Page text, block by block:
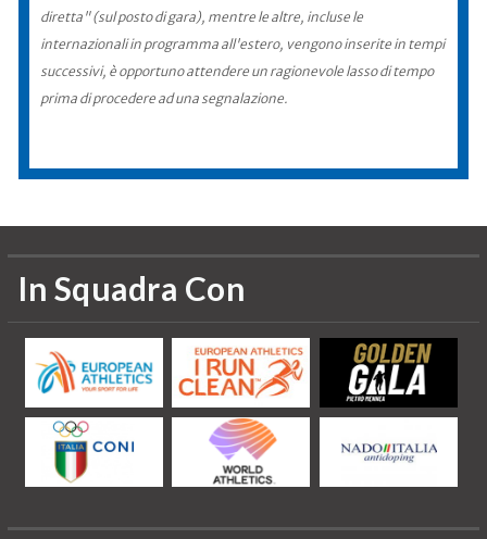
diretta" (sul posto di gara), mentre le altre, incluse le
internazionali in programma all'estero, vengono inserite in tempi
successivi, è opportuno attendere un ragionevole lasso di tempo
prima di procedere ad una segnalazione.
In Squadra Con